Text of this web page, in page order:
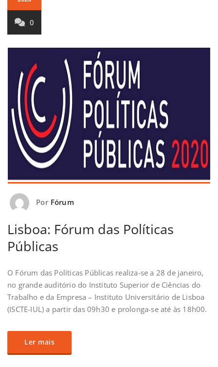
0
Por Fórum
Lisboa: Fórum das Políticas
Públicas
O Fórum das Políticas Públicas realiza-se a 28 de janeiro,
no grande auditório do Instituto Superior de Ciências do
Trabalho e da Empresa – Instituto Universitário de Lisboa
(ISCTE-IUL) a partir das 09h30 e prolonga-se até às 18h00.
Ler mais